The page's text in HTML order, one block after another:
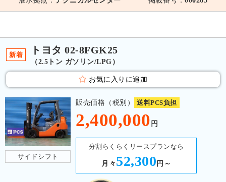
新着 トヨタ 02-8FGK25
（2.5トン ガソリン/LPG）
お気に入りに追加
サイドシフト
販売価格（税別） 送料PCS負担
2,400,000 円
分割らくらくリースプランなら
月々 52,300 円～